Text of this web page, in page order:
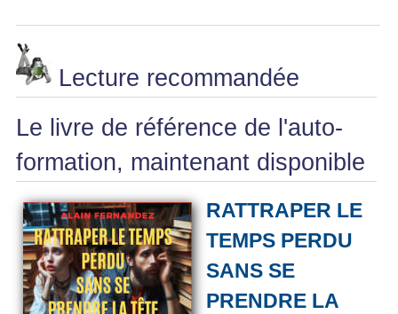
Lecture recommandée
Le livre de référence de l'auto-
formation, maintenant disponible
RATTRAPER LE
TEMPS PERDU
SANS SE
PRENDRE LA